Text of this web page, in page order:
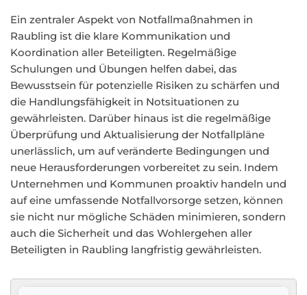
Ein zentraler Aspekt von Notfallmaßnahmen in
Raubling ist die klare Kommunikation und
Koordination aller Beteiligten. Regelmäßige
Schulungen und Übungen helfen dabei, das
Bewusstsein für potenzielle Risiken zu schärfen und
die Handlungsfähigkeit in Notsituationen zu
gewährleisten. Darüber hinaus ist die regelmäßige
Überprüfung und Aktualisierung der Notfallpläne
unerlässlich, um auf veränderte Bedingungen und
neue Herausforderungen vorbereitet zu sein. Indem
Unternehmen und Kommunen proaktiv handeln und
auf eine umfassende Notfallvorsorge setzen, können
sie nicht nur mögliche Schäden minimieren, sondern
auch die Sicherheit und das Wohlergehen aller
Beteiligten in Raubling langfristig gewährleisten.